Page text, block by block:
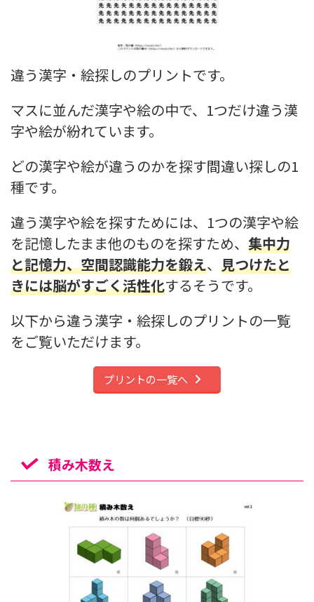
違う漢字・絵探しのプリントです。
マスに並んだ漢字や絵の中で、1つだけ違う漢
字や絵が紛れています。
どの漢字や絵が違うのかを探す間違い探しの1
種です。
違う漢字や絵を探すためには、1つの漢字や絵
を記憶したまま他のものを探すため、 集中力
と記憶力、空間認識能力を鍛え、 見つけたと
きには脳がすごく活性化するそうです。
以下から違う漢字・絵探しのプリントの一覧
をご覧いただけます。
プリントの一覧へ
積み木数え